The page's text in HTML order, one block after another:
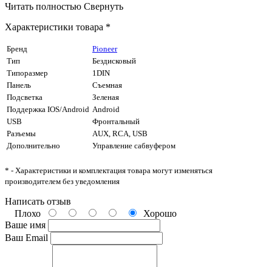
Читать полностью Свернуть
Характеристики товара *
Бренд
Pioneer
Тип
Бездисковый
Типоразмер
1DIN
Панель
Cъемная
Подсветка
Зеленая
Поддержка IOS/Android Android
USB
Фронтальный
Разъемы
AUX, RCA, USB
Дополнительно
Управление сабвуфером
* - Характеристики и комплектация товара могут изменяться
производителем без уведомления
Написать отзыв
Плохо
Хорошо
Ваше имя
Ваш Email